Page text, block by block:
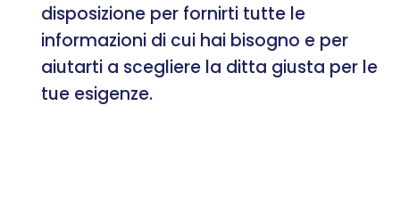
disposizione per fornirti tutte le
informazioni di cui hai bisogno e per
aiutarti a scegliere la ditta giusta per le
tue esigenze.